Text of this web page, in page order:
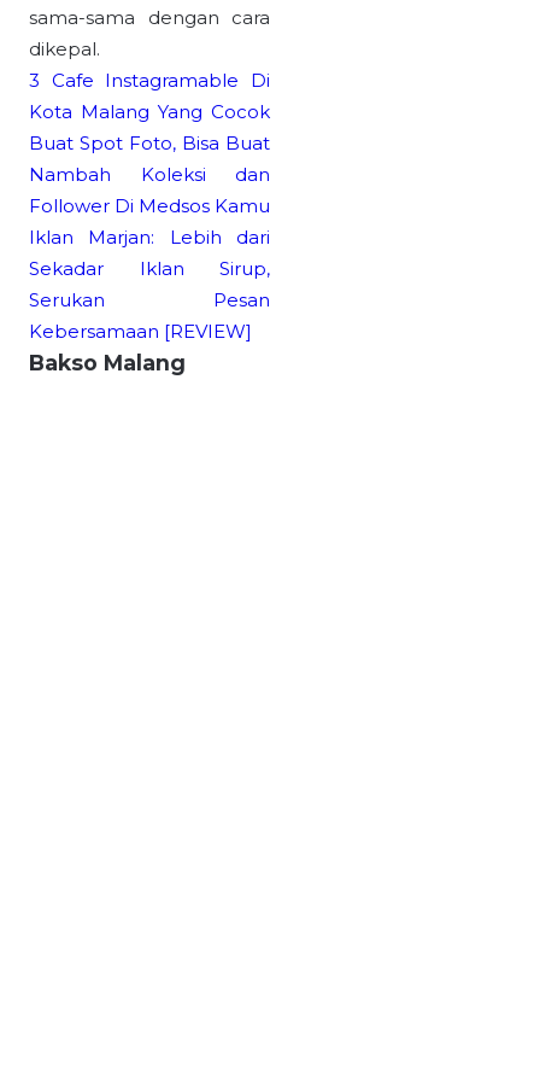
sama-sama dengan cara
dikepal.
3 Cafe Instagramable Di
Kota Malang Yang Cocok
Buat Spot Foto, Bisa Buat
Nambah Koleksi dan
Follower Di Medsos Kamu
Iklan Marjan: Lebih dari
Sekadar Iklan Sirup,
Serukan Pesan
Kebersamaan [REVIEW]
Bakso Malang